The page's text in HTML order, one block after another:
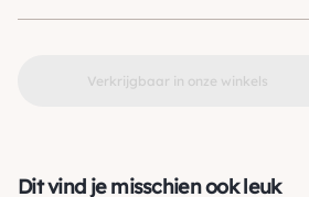
Verkrijgbaar in onze winkels
Dit vind je misschien ook leuk